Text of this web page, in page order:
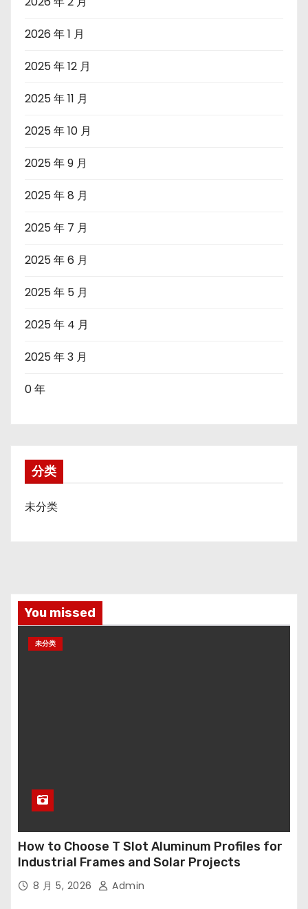
2026 年 1 月
2025 年 12 月
2025 年 11 月
2025 年 10 月
2025 年 9 月
2025 年 8 月
2025 年 7 月
2025 年 6 月
2025 年 5 月
2025 年 4 月
2025 年 3 月
0 年
分类
未分类
You missed
未分类
How to Choose T Slot Aluminum Profiles for
Industrial Frames and Solar Projects
8 月 5, 2026 Admin